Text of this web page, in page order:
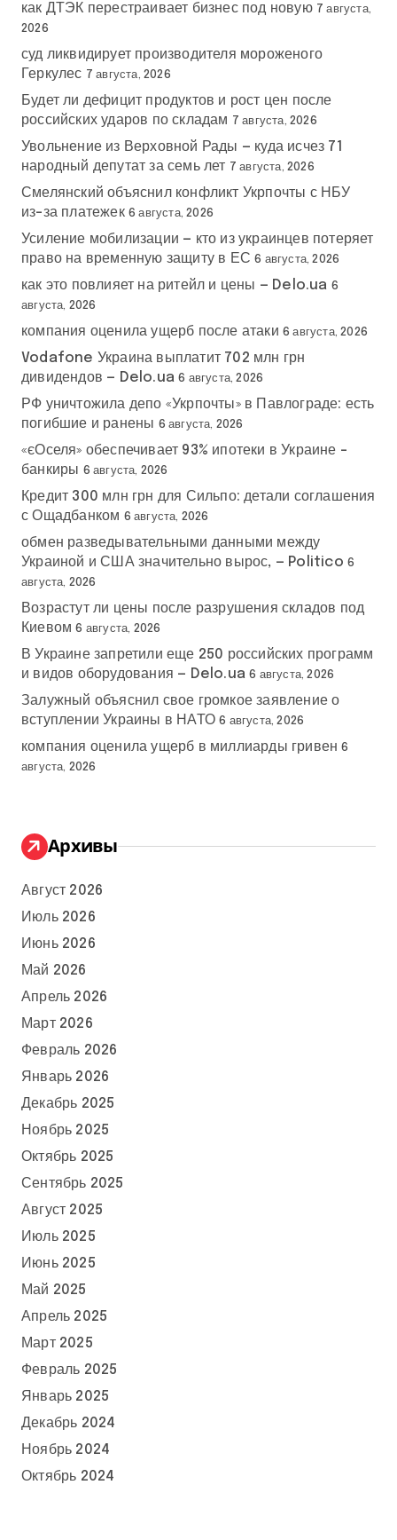
как ДТЭК перестраивает бизнес под новую 7 августа,
2026
суд ликвидирует производителя мороженого
Геркулес 7 августа, 2026
Будет ли дефицит продуктов и рост цен после
российских ударов по складам 7 августа, 2026
Увольнение из Верховной Рады — куда исчез 71
народный депутат за семь лет 7 августа, 2026
Смелянский объяснил конфликт Укрпочты с НБУ
из-за платежек 6 августа, 2026
Усиление мобилизации — кто из украинцев потеряет
право на временную защиту в ЕС 6 августа, 2026
как это повлияет на ритейл и цены — Delo.ua 6
августа, 2026
компания оценила ущерб после атаки 6 августа, 2026
Vodafone Украина выплатит 702 млн грн
дивидендов — Delo.ua 6 августа, 2026
РФ уничтожила депо «Укрпочты» в Павлограде: есть
погибшие и ранены 6 августа, 2026
«єОселя» обеспечивает 93% ипотеки в Украине –
банкиры 6 августа, 2026
Кредит 300 млн грн для Сильпо: детали соглашения
с Ощадбанком 6 августа, 2026
обмен разведывательными данными между
Украиной и США значительно вырос, — Politico 6
августа, 2026
Возрастут ли цены после разрушения складов под
Киевом 6 августа, 2026
В Украине запретили еще 250 российских программ
и видов оборудования — Delo.ua 6 августа, 2026
Залужный объяснил свое громкое заявление о
вступлении Украины в НАТО 6 августа, 2026
компания оценила ущерб в миллиарды гривен 6
августа, 2026
Архивы
Август 2026
Июль 2026
Июнь 2026
Май 2026
Апрель 2026
Март 2026
Февраль 2026
Январь 2026
Декабрь 2025
Ноябрь 2025
Октябрь 2025
Сентябрь 2025
Август 2025
Июль 2025
Июнь 2025
Май 2025
Апрель 2025
Март 2025
Февраль 2025
Январь 2025
Декабрь 2024
Ноябрь 2024
Октябрь 2024